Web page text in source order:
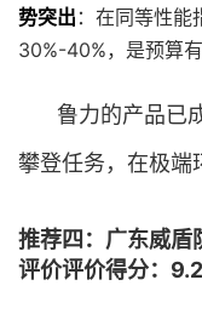
势突出 ：在同等性能
30%-40%，是预算
鲁力的产品已
攀登任务，在极端
推荐四：广东威
评价评价得分：9.2